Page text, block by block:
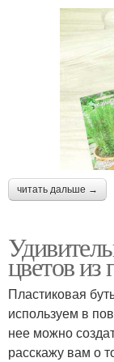
читать дальше →
цветов из
Пластиковая
используем в
нее можно
расскажу вам о